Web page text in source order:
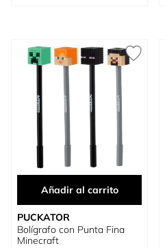
Añadir al carrito
PUCKATOR
Bolígrafo con Punta Fina
Minecraft